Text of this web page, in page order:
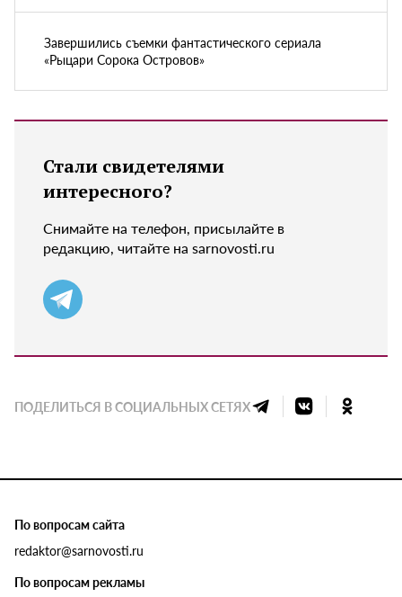
Завершились съемки фантастического сериала
«Рыцари Сорока Островов»
Стали свидетелями
интересного?
Снимайте на телефон, присылайте в
редакцию, читайте на sarnovosti.ru
ПОДЕЛИТЬСЯ В СОЦИАЛЬНЫХ СЕТЯХ
По вопросам сайта
redaktor@sarnovosti.ru
По вопросам рекламы